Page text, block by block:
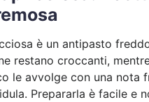
è un antipasto
restano croccanti,
le avvolge con una nota
Prepararla è facile e